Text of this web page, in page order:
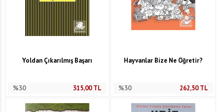
Yoldan Çıkarılmış Başarı
%30 315,00TL
Hayvanlar Bize Ne Öğretir?
%30 262,50TL